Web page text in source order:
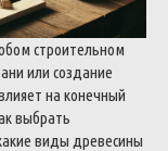
строительном
или создание
на конечный
выбрать
виды древесины